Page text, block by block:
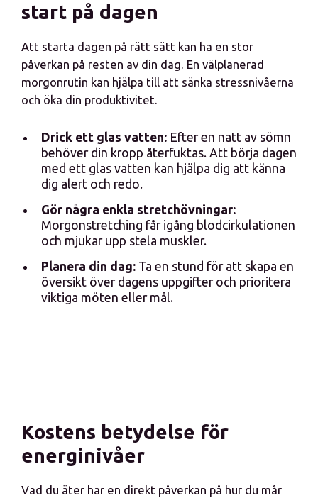
start på dagen
Att starta dagen på rätt sätt kan ha en stor
påverkan på resten av din dag. En välplanerad
morgonrutin kan hjälpa till att sänka stressnivåerna
och öka din produktivitet.
Drick ett glas vatten: Efter en natt av sömn
behöver din kropp återfuktas. Att börja dagen
med ett glas vatten kan hjälpa dig att känna
dig alert och redo.
Gör några enkla stretchövningar:
Morgonstretching får igång blodcirkulationen
och mjukar upp stela muskler.
Planera din dag: Ta en stund för att skapa en
översikt över dagens uppgifter och prioritera
viktiga möten eller mål.
Kostens betydelse för
energinivåer
Vad du äter har en direkt påverkan på hur du mår